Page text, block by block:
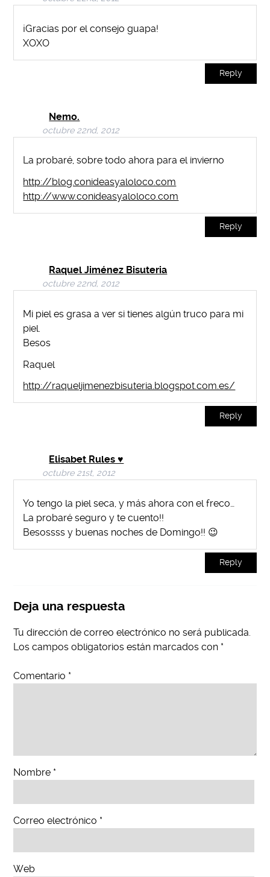
¡Gracias por el consejo guapa!
XOXO
Reply
Nemo.
octubre 22nd, 2012
La probaré, sobre todo ahora para el invierno
http://blog.conideasyaloloco.com
http://www.conideasyaloloco.com
Reply
Raquel Jiménez Bisuteria
octubre 22nd, 2012
Mi piel es grasa a ver si tienes algún truco para mi
piel.
Besos
Raquel
http://raqueljimenezbisuteria.blogspot.com.es/
Reply
Elisabet Rules ♥
octubre 21st, 2012
Yo tengo la piel seca, y más ahora con el freco…
La probaré seguro y te cuento!!
Besossss y buenas noches de Domingo!! 😉
Reply
Deja una respuesta
Tu dirección de correo electrónico no será publicada.
Los campos obligatorios están marcados con *
Comentario *
Nombre *
Correo electrónico *
Web